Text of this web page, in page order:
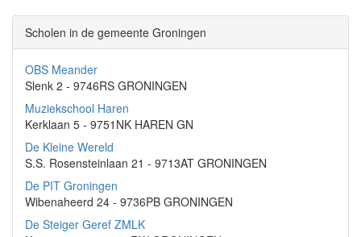
Scholen in de gemeente Groningen
OBS Meander
Slenk 2 - 9746RS GRONINGEN
Muziekschool Haren
Kerklaan 5 - 9751NK HAREN GN
De Kleine Wereld
S.S. Rosensteinlaan 21 - 9713AT GRONINGEN
De PIT Groningen
Wibenaheerd 24 - 9736PB GRONINGEN
De Steiger Geref ZMLK